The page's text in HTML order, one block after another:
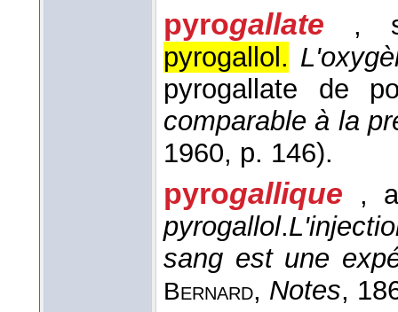
pyrogallate
,
pyrogallol.
pyrogallate de
comparable à la
1960, p. 146).
pyrogallique
,
pyrogallol.
sang est une
Bernard, Notes,